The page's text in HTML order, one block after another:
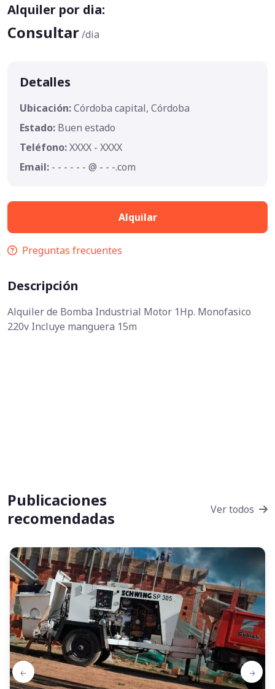
Alquiler por dia:
Consultar/dia
Detalles
Ubicación:Córdoba capital, Córdoba
Estado: Buen estado
Teléfono:XXXX - XXXX
Email: - - - - - - @ - - -.com
Alquilar
Preguntas frecuentes
Descripción
Alquiler de Bomba Industrial Motor 1Hp. Monofasico
220v Incluye manguera 15m
Publicaciones
recomendadas
Ver todos